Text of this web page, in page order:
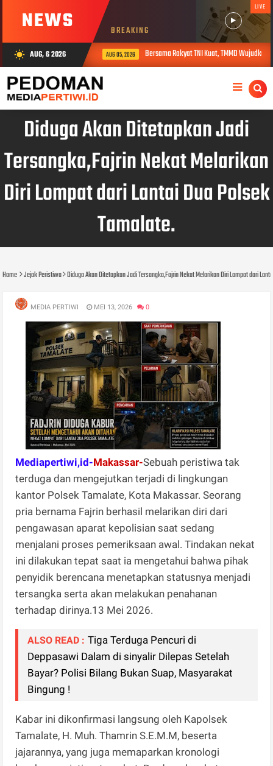
NEWS BREAKING
LIVE
wb_sunny AUG, 6 2026 AUG 05, 2026 Bersama Rakyat TNI Kuat, TMMD Wujudkan
Diduga Akan Ditetapkan Jadi
Tersangka,Fajrin Nekat Melarikan
Diri Lompat dari Lantai Dua Polsek
Tamalate.
Home Jejak Peristiwa Diduga Akan Ditetapkan Jadi Tersangka,Fajrin Nekat Melarikan Diri Lompat dari
MEDIA PERTIWI MEI 13, 2026 0
Mediapertiwi,id-Makassar-Sebuah peristiwa tak
terduga dan mengejutkan terjadi di lingkungan
kantor Polsek Tamalate, Kota Makassar. Seorang
pria bernama Fajrin berhasil melarikan diri dari
pengawasan aparat kepolisian saat sedang
menjalani proses pemeriksaan awal. Tindakan nekat
ini dilakukan tepat saat ia mengetahui bahwa pihak
penyidik berencana menetapkan statusnya menjadi
tersangka serta akan melakukan penahanan
terhadap dirinya.13 Mei 2026.
ALSO READ : Tiga Terduga Pencuri di
Deppasawi Dalam di sinyalir Dilepas Setelah
Bayar? Polisi Bilang Bukan Suap, Masyarakat
Bingung !
Kabar ini dikonfirmasi langsung oleh Kapolsek
Tamalate, H. Muh. Thamrin S.E.M.M, beserta
jajarannya, yang juga memaparkan kronologi